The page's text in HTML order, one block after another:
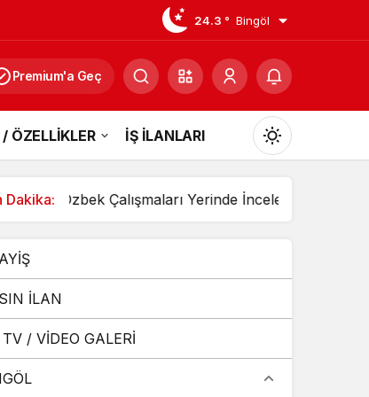
24.3 ° Bingöl
Premium'a Geç
ÖZELLİKLER İŞ İLANLARI
Mod
değiştir
Gündüz Modu
Gece Modu
Gece modunu seçin.
Dakika:Özbek Çalışmaları Yerinde İnceledi
İLAN
TV / VİDEO GALERİ